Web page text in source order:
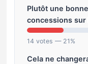
Plutôt une
concessions
14 votes — 21%
Cela ne